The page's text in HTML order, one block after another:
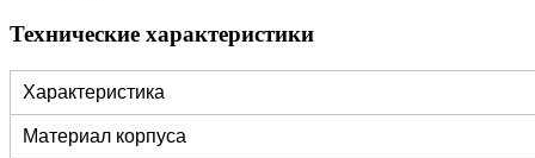
Технические характеристики
Характеристика
Материал корпуса